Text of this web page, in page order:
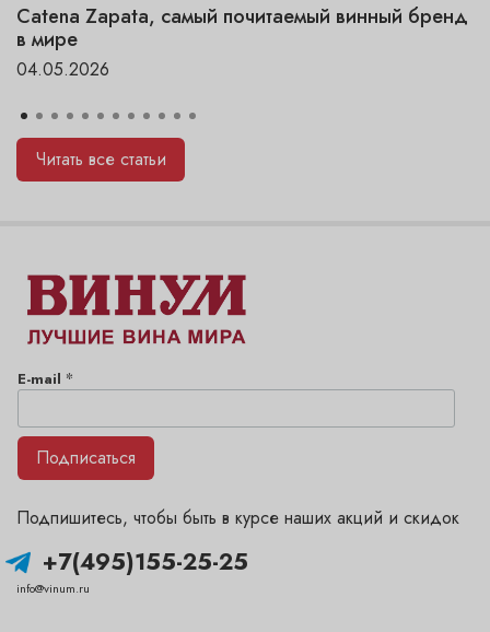
Catena Zapata, самый почитаемый винный бренд
в мире
04.05.2026
Читать все статьи
+7(495)155-25-25
info@vinum.ru
Подпишитесь, чтобы быть в курсе наших акций и скидок
E-mail *
Подписаться